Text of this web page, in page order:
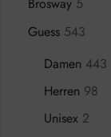
Brosway 5
Guess 543
Damen 443
Herren 98
Unisex 2